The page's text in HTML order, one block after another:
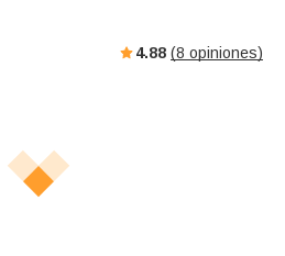
4.88 (8 opiniones)